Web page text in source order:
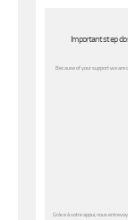
Important step
Because of your support we are
Grâce à votre appui, nous